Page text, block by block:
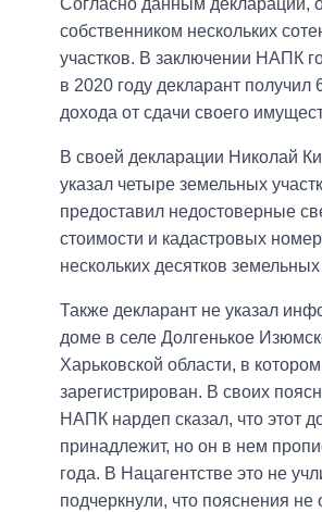
Согласно данным декларации,
собственником нескольких
участков. В заключении НАПК
в 2020 году декларант получил
дохода от сдачи своего
В своей декларации Николай
указал четыре земельных
предоставил недостоверные
стоимости и кадастровых
нескольких десятков земельных
Также декларант не указал
доме в селе Долгенькое
Харьковской области, в
зарегистрирован. В своих
НАПК нардеп сказал, что этот
принадлежит, но он в нем
года. В Нацагентстве это не
подчеркнули, что пояснения не